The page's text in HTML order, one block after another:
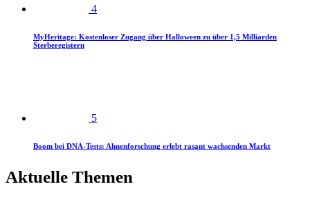
4
MyHeritage: Kostenloser Zugang über Halloween zu über 1,5 Milliarden
Sterberegistern
5
Boom bei DNA-Tests: Ahnenforschung erlebt rasant wachsenden Markt
Aktuelle Themen